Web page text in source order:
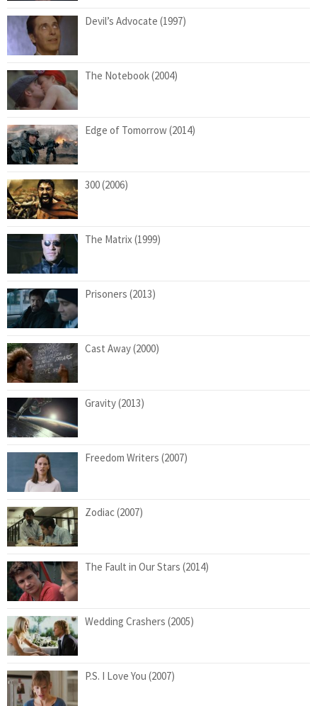
Devil’s Advocate (1997)
The Notebook (2004)
Edge of Tomorrow (2014)
300 (2006)
The Matrix (1999)
Prisoners (2013)
Cast Away (2000)
Gravity (2013)
Freedom Writers (2007)
Zodiac (2007)
The Fault in Our Stars (2014)
Wedding Crashers (2005)
P.S. I Love You (2007)